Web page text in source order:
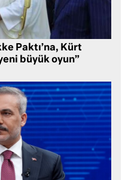
Paktı’na, Kürt
büyük oyun”